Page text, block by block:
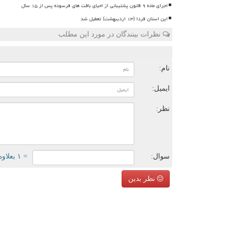
اجرای ماده ۹ قانون پشتیبانی از احیای بافت های فرسوده پس از ۱۵ سال
این استان فردا (۱۳ اردیبهشت) تعطیل شد
نظرات بینندگان در مورد این مطلب
نام:
ایمیل:
نظر:
سوال: = ۱ بعلاوه ۲
نظر بدین